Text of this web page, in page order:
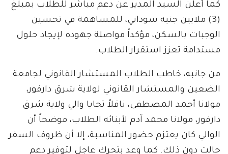
كما أعلن السيد المدير عن دعم مباشر للطلاب بمبلغ
(3) ملايين جنيه سوداني، للمساهمة في تحسين
الوجبات بالسكن، مؤكداً مواصلة جهوده لإيجاد حلول
مستدامة تعزز استقرار الطلاب.
من جانبه، خاطب الطلاب المستشار القانوني لجامعة
الضعين والمستشار القانوني لولاية شرق دارفور،
مولانا أحمد المصطفى، ناقلاً تحايا والي ولاية شرق
دارفور، مولانا محمد آدم لأبنائه الطلاب، موضحاً أن
الوالي كان يعتزم حضور المناسبة، إلا أن ظروف السفر
حالت دون ذلك. كما وعد بتحرك عاجل لتوفير دعم